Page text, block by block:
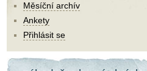
Měsíční archív
Ankety
Přihlásit se